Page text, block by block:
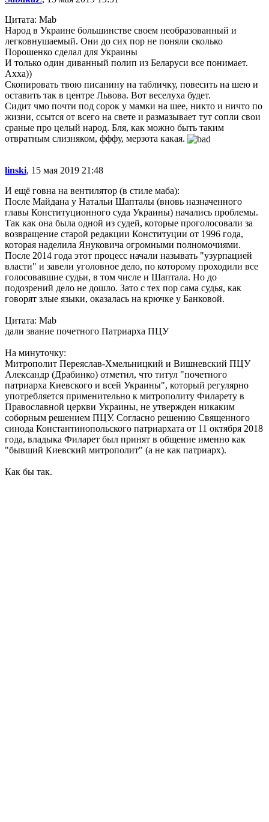
Цитата: Mab
Народ в Украине большинстве своем необразованный и
легковнушаемый. Они до сих пор не поняли сколько
Порошенко сделал для Украины
И только один диванный полип из Беларуси все понимает.
Ахха))
Скопировать твою писанину на табличку, повесить на шею и
оставить так в центре Львова. Вот веселуха будет.
Сидит чмо почти под сорок у мамки на шее, никто и ничто по
жизни, ссытся от всего на свете и размазывает тут сопли свои
сраные про целый народ. Бля, как можно быть таким
отвратным слизняком, фффу, мерзота какая.
linski, 15 мая 2019 21:48
И ещё говна на вентилятор (в стиле маба):
После Майдана у Натальи Шапталы (вновь назначенного
главы Конституционного суда Украины) начались проблемы.
Так как она была одной из судей, которые проголосовали за
возвращение старой редакции Конституции от 1996 года,
которая наделила Януковича огромными полномочиями.
После 2014 года этот процесс начали называть "узурпацией
власти" и завели уголовное дело, по которому проходили все
голосовавшие судьи, в том числе и Шаптала. Но до
подозрений дело не дошло. Зато с тех пор сама судья, как
говорят злые языки, оказалась на крючке у Банковой.
Цитата: Mab
дали звание почетного Патриарха ПЦУ
На минуточку:
Митрополит Переяслав-Хмельницкий и Вишневский ПЦУ
Александр (Драбинко) отметил, что титул "почетного
патриарха Киевского и всей Украины", который регулярно
употребляется применительно к митрополиту Филарету в
Православной церкви Украины, не утвержден никаким
соборным решением ПЦУ. Согласно решению Священного
синода Константинопольского патриархата от 11 октября 2018
года, владыка Филарет был принят в общение именно как
"бывший Киевский митрополит" (а не как патриарх).
Как бы так.